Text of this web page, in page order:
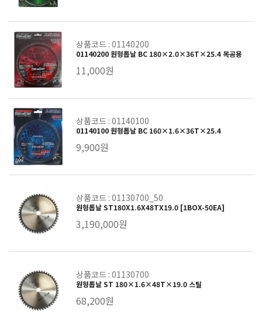
상품코드 : 01140200
01140200 원형톱날 BC 180×2.0×36T×25.4 목공용
11,000원
상품코드 : 01140100
01140100 원형톱날 BC 160×1.6×36T×25.4
9,900원
상품코드 : 01130700_50
원형톱날 ST180X1.6X48TX19.0 [1BOX-50EA]
3,190,000원
상품코드 : 01130700
원형톱날 ST 180×1.6×48T×19.0 스틸
68,200원